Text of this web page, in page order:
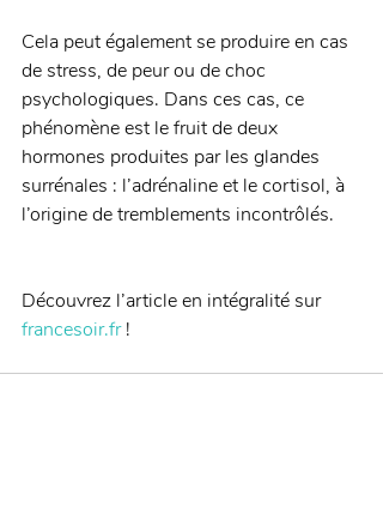
Cela peut également se produire en cas
de stress, de peur ou de choc
psychologiques. Dans ces cas, ce
phénomène est le fruit de deux
hormones produites par les glandes
surrénales : l’adrénaline et le cortisol, à
l’origine de tremblements incontrôlés.
Découvrez l’article en intégralité sur
francesoir.fr !